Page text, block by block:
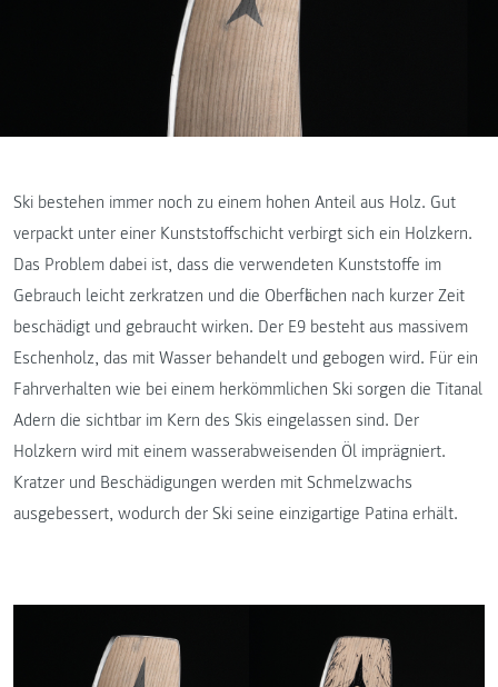
Ski bestehen immer noch zu einem hohen Anteil aus Holz. Gut
verpackt unter einer Kunststoffschicht verbirgt sich ein Holzkern.
Das Problem dabei ist, dass die verwendeten Kunststoffe im
Gebrauch leicht zerkratzen und die Oberflächen nach kurzer Zeit
beschädigt und gebraucht wirken. Der E9 besteht aus massivem
Eschenholz, das mit Wasser behandelt und gebogen wird. Für ein
Fahrverhalten wie bei einem herkömmlichen Ski sorgen die Titanal
Adern die sichtbar im Kern des Skis eingelassen sind. Der
Holzkern wird mit einem wasserabweisenden Öl imprägniert.
Kratzer und Beschädigungen werden mit Schmelzwachs
ausgebessert, wodurch der Ski seine einzigartige Patina erhält.